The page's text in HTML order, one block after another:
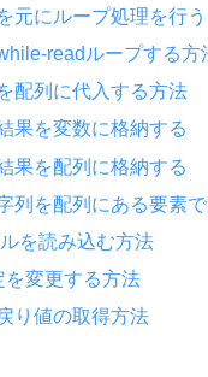
元にループ処理を行う
readループする方
配列に代入する方法
果を変数に格納する
果を配列に格納する
列を配列にある要素
を読み込む方法
を変更する方法
り値の取得方法